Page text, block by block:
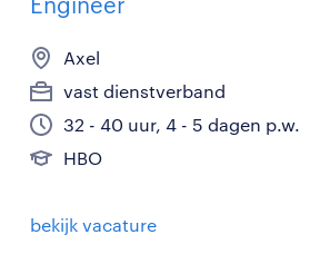
Axel
vast dienstverband
32 - 40 uur, 4 - 5 dagen p.w.
HBO
bekijk vacature